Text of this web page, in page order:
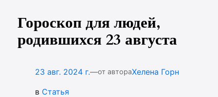
Гороскоп для людей,
родившихся 23 августа
23 авг. 2024 г.—от автораХелена Горн
в Статья